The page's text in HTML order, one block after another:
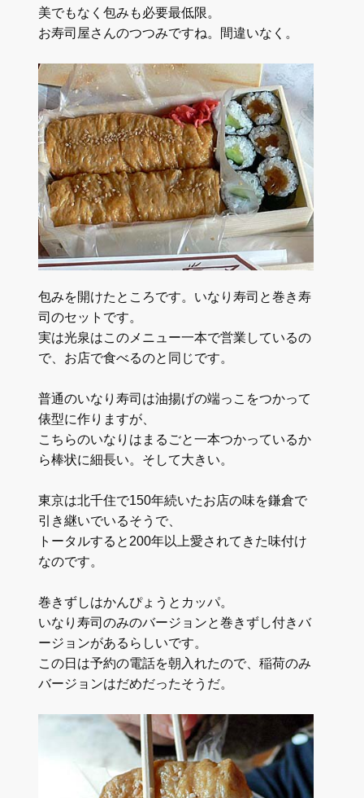
美でもなく包みも必要最低限。
お寿司屋さんのつつみですね。間違いなく。
包みを開けたところです。いなり寿司と巻き寿
司のセットです。
実は光泉はこのメニュー一本で営業しているの
で、お店で食べるのと同じです。
普通のいなり寿司は油揚げの端っこをつかって
俵型に作りますが、
こちらのいなりはまるごと一本つかっているか
ら棒状に細長い。そして大きい。
東京は北千住で150年続いたお店の味を鎌倉で
引き継いでいるそうで、
トータルすると200年以上愛されてきた味付け
なのです。
巻きずしはかんぴょうとカッパ。
いなり寿司のみのバージョンと巻きずし付きバ
ージョンがあるらしいです。
この日は予約の電話を朝入れたので、稲荷のみ
バージョンはだめだったそうだ。